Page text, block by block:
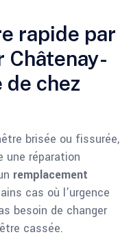
rapide par
Châtenay-
de chez
brisée ou fissurée,
une réparation
remplacement
cas où l’urgence
besoin de changer
cassée.